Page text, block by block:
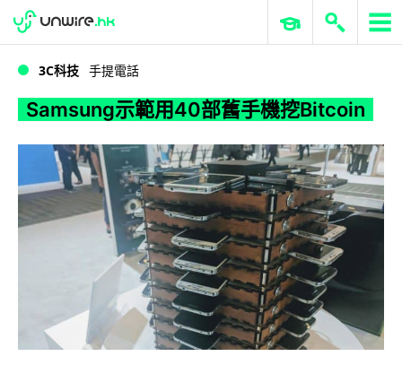
Samsung示範用40部舊手機挖Bitcoin
WWDC 2026 ERP 與商業 AI
3C科技 手提電話
Samsung示範用40部舊手機挖Bitcoin